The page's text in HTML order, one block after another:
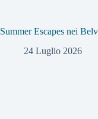
Summer Escapes nei
24 Luglio 2026